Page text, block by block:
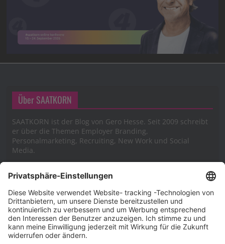
Über SAATKORN
SAATKORN ist der Blog von Gero Hesse. Seit 2009 schreibt
er über die Themen Employer Branding,
Personalmarketing, Recruiting, New Work und Social
Media.
Impressum
Impressum